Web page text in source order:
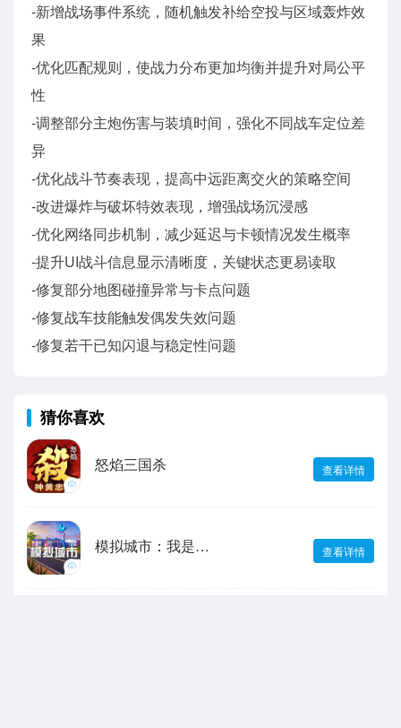
-新增战场事件系统，随机触发补给空投与区域轰炸效
果
-优化匹配规则，使战力分布更加均衡并提升对局公平
性
-调整部分主炮伤害与装填时间，强化不同战车定位差
异
-优化战斗节奏表现，提高中远距离交火的策略空间
-改进爆炸与破坏特效表现，增强战场沉浸感
-优化网络同步机制，减少延迟与卡顿情况发生概率
-提升UI战斗信息显示清晰度，关键状态更易读取
-修复部分地图碰撞异常与卡点问题
-修复战车技能触发偶发失效问题
-修复若干已知闪退与稳定性问题
猜你喜欢
怒焰三国杀 查看详情
模拟城市：我是市长 查看详情